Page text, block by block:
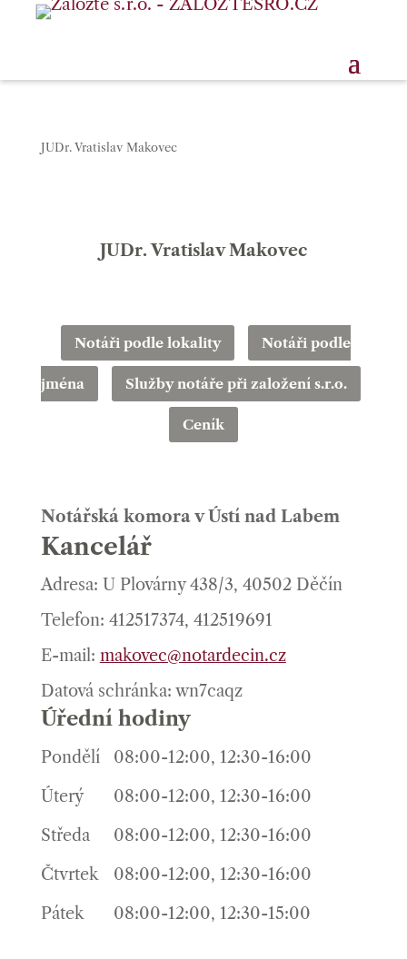
JUDr. Vratislav Makovec
JUDr. Vratislav Makovec
Notáři podle lokality Notáři podle
jména Služby notáře při založení s.r.o.
Ceník
Notářská komora v Ústí nad Labem
Kancelář
Adresa: U Plovárny 438/3, 40502 Děčín
Telefon: 412517374, 412519691
E-mail: makovec@notardecin.cz
Datová schránka: wn7caqz
Úřední hodiny
Pondělí
08:00-12:00, 12:30-16:00
Úterý
08:00-12:00, 12:30-16:00
Středa
08:00-12:00, 12:30-16:00
Čtvrtek
08:00-12:00, 12:30-16:00
Pátek
08:00-12:00, 12:30-15:00